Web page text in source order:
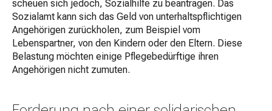
scheuen sich jedoch, Sozialhilfe zu beantragen. Das
Sozialamt kann sich das Geld von unterhaltspflichtigen
Angehörigen zurückholen, zum Beispiel vom
Lebenspartner, von den Kindern oder den Eltern. Diese
Belastung möchten einige Pflegebedürftige ihren
Angehörigen nicht zumuten.